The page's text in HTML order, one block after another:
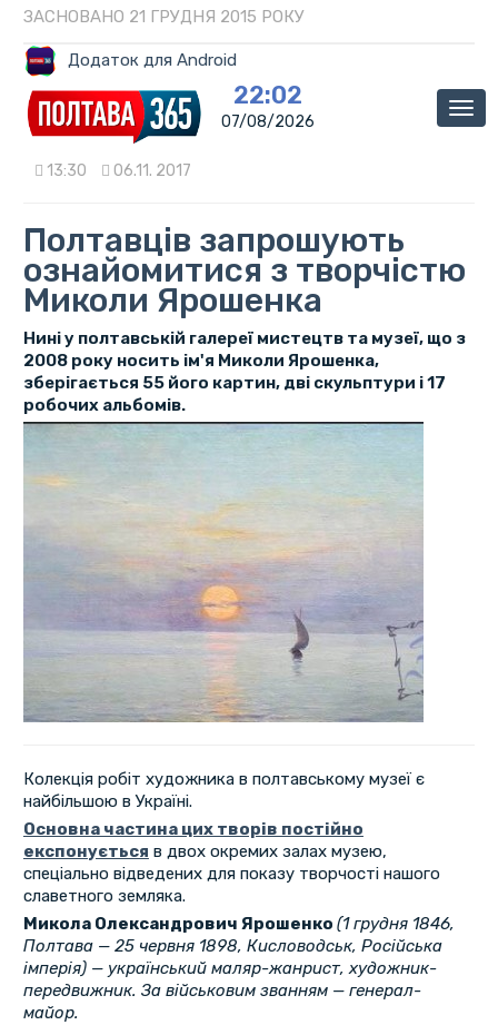
ЗАСНОВАНО 21 ГРУДНЯ 2015 РОКУ
Додаток для Android
22:02
07/08/2026
13:30 06.11. 2017
Полтавців запрошують
ознайомитися з творчістю
Миколи Ярошенка
Нині у полтавській галереї мистецтв та музеї, що з
2008 року носить ім'я Миколи Ярошенка,
зберігається 55 його картин, дві скульптури і 17
робочих альбомів.
Колекція робіт художника в полтавському музеї є
найбільшою в Україні.
Основна частина цих творів постійно
експонується в двох окремих залах музею,
спеціально відведених для показу творчості нашого
славетного земляка.
Микола Олександрович Ярошенко (1 грудня 1846,
Полтава — 25 червня 1898, Кисловодськ, Російська
імперія) — український маляр-жанрист, художник-
передвижник. За військовим званням — генерал-
майор.